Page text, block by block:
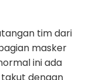
tim dari
masker
ini ada